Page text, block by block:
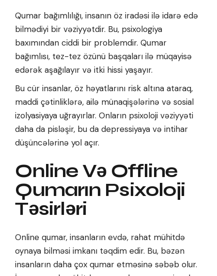
Qumar bağımlılığı, insanın öz iradəsi ilə idarə edə
bilmədiyi bir vəziyyətdir. Bu, psixologiya
baxımından ciddi bir problemdir. Qumar
bağımlısı, tez-tez özünü başqaları ilə müqayisə
edərək aşağılayır və itki hissi yaşayır.
Bu cür insanlar, öz həyatlarını risk altına ataraq,
maddi çətinliklərə, ailə münaqişələrinə və sosial
izolyasiyaya uğrayırlar. Onların psixoloji vəziyyəti
daha da pisləşir, bu da depressiyaya və intihar
düşüncələrinə yol açır.
Online Və Offline
Qumarın Psixoloji
Təsirləri
Online qumar, insanların evdə, rahat mühitdə
oynaya bilməsi imkanı təqdim edir. Bu, bəzən
insanların daha çox qumar etməsinə səbəb olur.